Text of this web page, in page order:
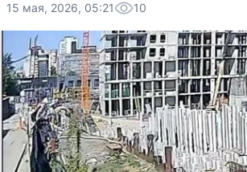
15 мая, 2026, 05:21 10